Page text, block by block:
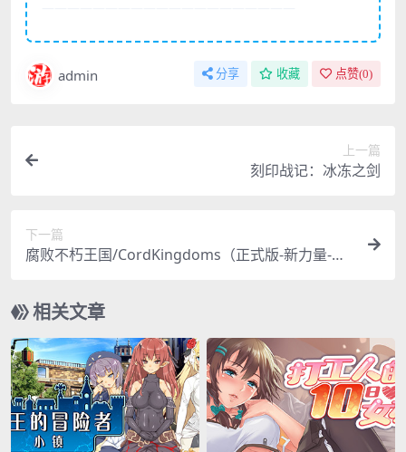
admin 分享 收藏 点赞(0)
上一篇
刻印战记：冰冻之剑
下一篇
腐败不朽王国/CordKingdoms（正式版-新力量-新
相关文章